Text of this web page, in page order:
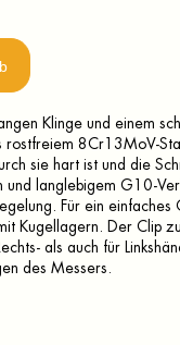
Klinge und einem
rostfreiem 8Cr13MoV-
sie hart ist und die
langlebigem G10-
Für ein einfaches
Kugellagern. Der Clip
als auch für
des Messers.